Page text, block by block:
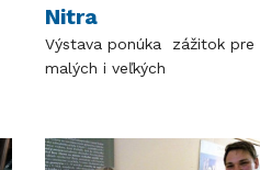
Nitra
Výstava ponúka zážitok pre
malých i veľkých